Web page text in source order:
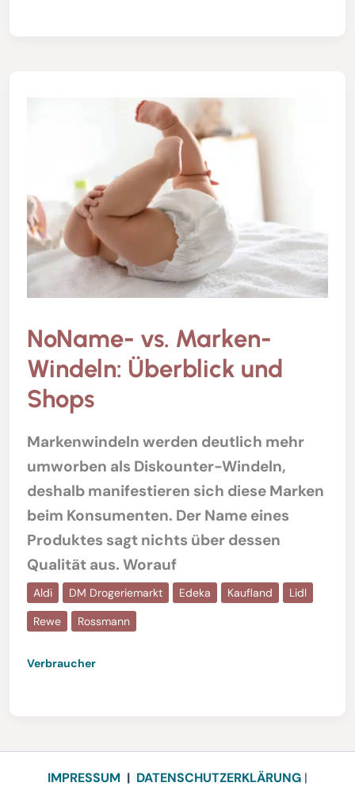
NoName- vs. Marken-
Windeln: Überblick und
Shops
Markenwindeln werden deutlich mehr
umworben als Diskounter-Windeln,
deshalb manifestieren sich diese Marken
beim Konsumenten. Der Name eines
Produktes sagt nichts über dessen
Qualität aus. Worauf
Aldi DM Drogeriemarkt Edeka Kaufland
Lidl
Rewe
Rossmann
Verbraucher
IMPRESSUM | DATENSCHUTZERKLÄRUNG |